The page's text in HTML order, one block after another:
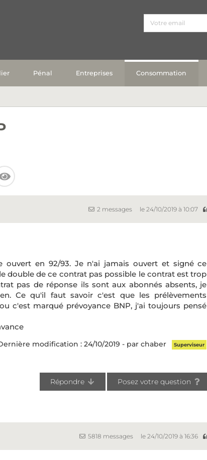
Pénal Entreprises Consommation
2 messages le 24/10/2019 à 10:07
ouvert en 92/93. Je n'ai jamais ouvert et signé ce
double de ce contrat pas possible le contrat est trop
pas de réponse ils sont aux abonnés absents, je
Ce qu'il faut savoir c'est que les prélèvements
c'est marqué prévoyance BNP, j'ai toujours pensé
modification : 24/10/2019 - par chaber Superviseur
Répondre Posez votre question
5818 messages le 24/10/2019 à 16:36